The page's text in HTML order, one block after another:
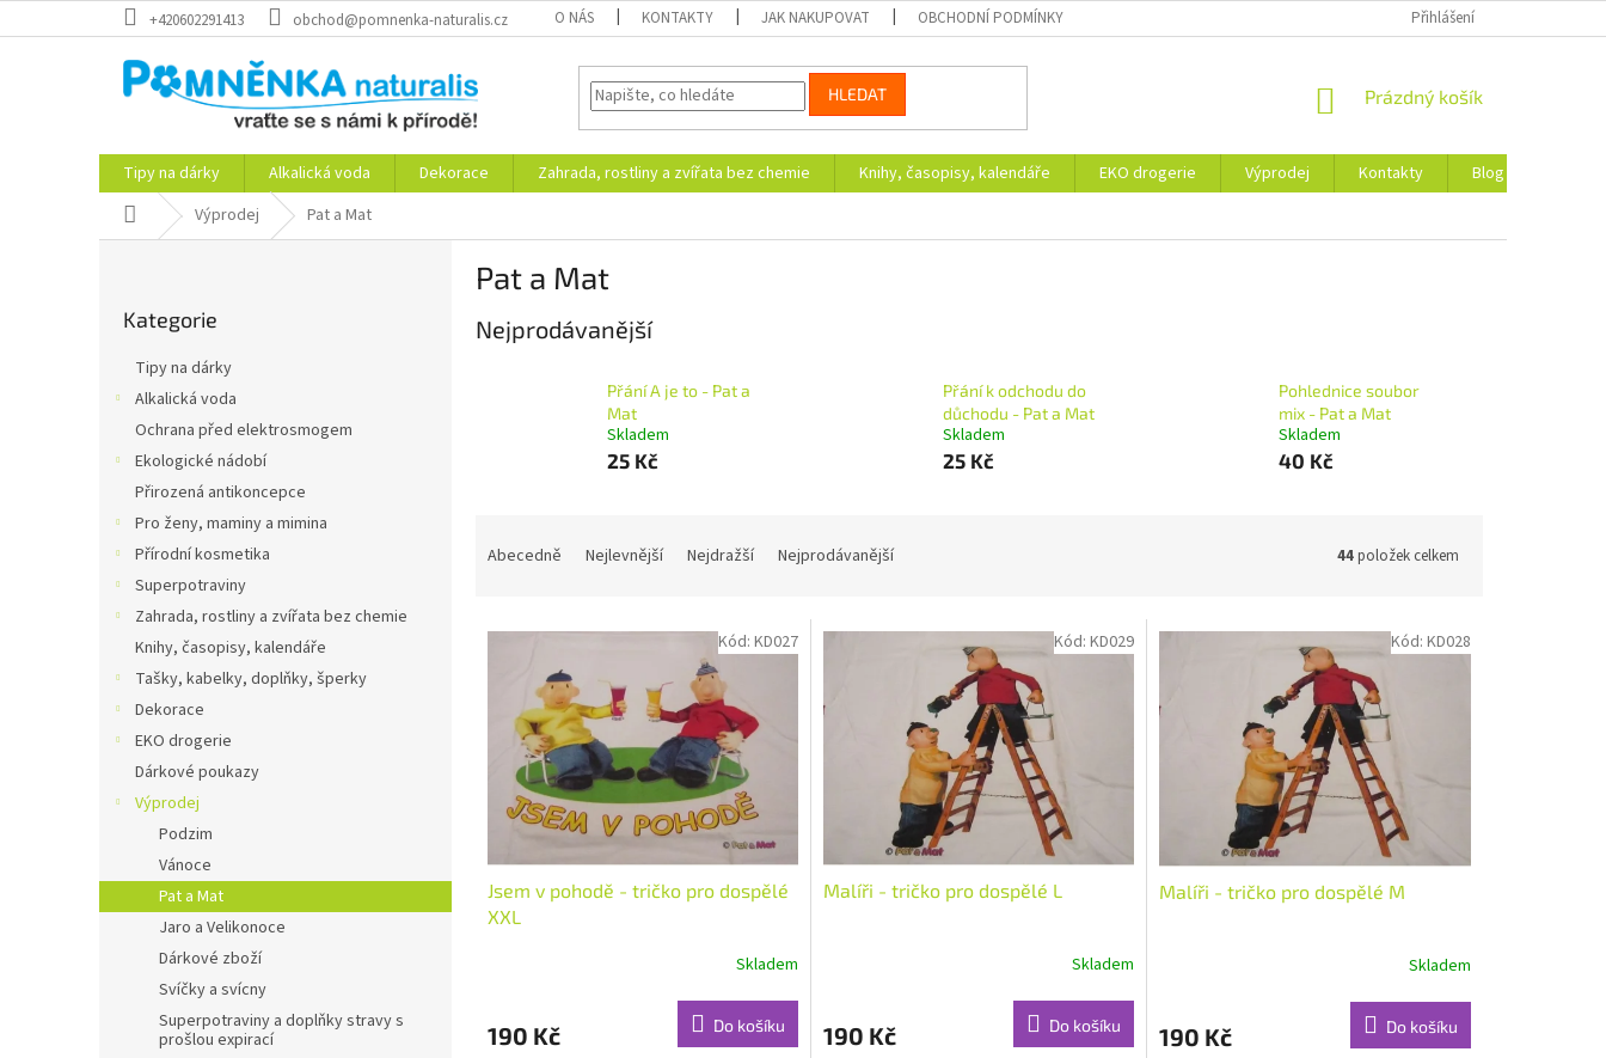
na
+420602291413 obchod@pomnenka-naturalis.cz O NÁS KONTAKTY JAK NAKUPOVAT OBCHODNÍ PODMÍNKY ZÁSADY OCHRANY OSOBNÍCH ÚDAJŮ A SOUBORY COOKIES
Přihlášení
HLEDAT
NÁKUPNÍ
Prázdný košík
Tipy na dárky Alkalická voda Dekorace Zahrada, rostliny a zvířata bez chemie Knihy, časopisy, kalendáře EKO drogerie Výprodej Kontakty Blog
Domů Výprodej Pat a Mat
kategorie
Kategorie
Tipy na dárky
Alkalická voda
Ochrana před elektrosmogem
Ekologické nádobí
Přirozená antikoncepce
Pro ženy, maminy a mimina
Přírodní kosmetika
Superpotraviny
Zahrada, rostliny a zvířata bez chemie
Knihy, časopisy, kalendáře
Tašky, kabelky, doplňky, šperky
Dekorace
EKO drogerie
Dárkové poukazy
Výprodej
Podzim
Vánoce
Pat a Mat
Jaro a Velikonoce
Dárkové zboží
Svíčky a svícny
Superpotraviny a doplňky stravy s
prošlou expirací
Pat a Mat
Nejprodávanější
Přání A je to - Pat a
Mat
Skladem
25 Kč
Přání k odchodu do
důchodu - Pat a Mat
Skladem
25 Kč
Pohlednice soubor
mix - Pat a Mat
Skladem
40 Kč
n
Abecedně Nejlevnější Nejdražší Nejprodávanější 44položek celkem
V
Jsem v pohodě - tričko pro dospělé
XXL
Skladem
190 Kč Do košíku
Kód: KD027
Malíři - tričko pro dospělé L
Skladem
190 Kč Do košíku
Kód: KD029
Malíři - tričko pro dospělé M
Skladem
190 Kč Do košíku
Kód: KD028